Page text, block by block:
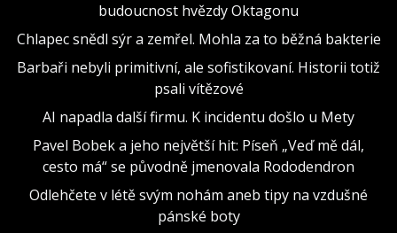
budoucnost hvězdy Oktagonu
Chlapec snědl sýr a zemřel. Mohla za to běžná bakterie
Barbaři nebyli primitivní, ale sofistikovaní. Historii totiž
psali vítězové
AI napadla další firmu. K incidentu došlo u Mety
Pavel Bobek a jeho největší hit: Píseň „Veď mě dál,
cesto má“ se původně jmenovala Rododendron
Odlehčete v létě svým nohám aneb tipy na vzdušné
pánské boty